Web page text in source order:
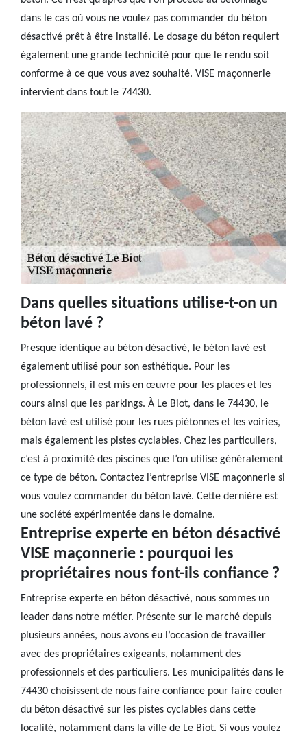
dans le cas où vous ne voulez pas commander du béton
désactivé prêt à être installé. Le dosage du béton requiert
également une grande technicité pour que le rendu soit
conforme à ce que vous avez souhaité. VISE maçonnerie
intervient dans tout le 74430.
Dans quelles situations utilise-t-on un
béton lavé ?
Presque identique au béton désactivé, le béton lavé est
également utilisé pour son esthétique. Pour les
professionnels, il est mis en œuvre pour les places et les
cours ainsi que les parkings. À Le Biot, dans le 74430, le
béton lavé est utilisé pour les rues piétonnes et les voiries,
mais également les pistes cyclables. Chez les particuliers,
c’est à proximité des piscines que l’on utilise généralement
ce type de béton. Contactez l’entreprise VISE maçonnerie si
vous voulez commander du béton lavé. Cette dernière est
une société expérimentée dans le domaine.
Entreprise experte en béton désactivé
VISE maçonnerie : pourquoi les
propriétaires nous font-ils confiance ?
Entreprise experte en béton désactivé, nous sommes un
leader dans notre métier. Présente sur le marché depuis
plusieurs années, nous avons eu l’occasion de travailler
avec des propriétaires exigeants, notamment des
professionnels et des particuliers. Les municipalités dans le
74430 choisissent de nous faire confiance pour faire couler
du béton désactivé sur les pistes cyclables dans cette
localité, notamment dans la ville de Le Biot. Si vous voulez